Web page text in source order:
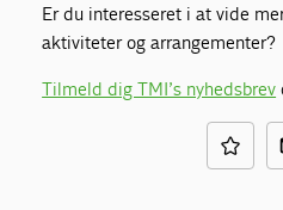
Er du interesseret i at vide
aktiviteter og arrangementer?
Tilmeld dig TMI’s nyhedsbrev